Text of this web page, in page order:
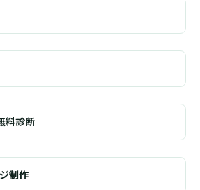
料診断
制作